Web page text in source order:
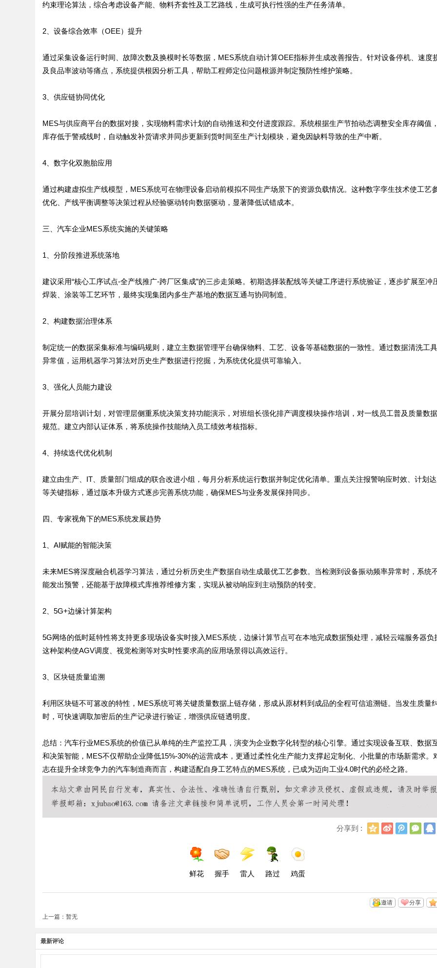
约束理论算法，综合考虑设备产能、物料齐套性及工艺路线，生成可执行性强的生产任务清单。
2、设备综合效率（OEE）提升
通过采集设备运行时间、故障次数及换模时长等数据，MES系统自动计算OEE指标并生成改善报告。针对设备停机、速度
及良品率波动等痛点，系统提供根因分析工具，帮助工程师定位问题根源并制定预防性维护策略。
3、供应链协同优化
MES与供应商平台的数据对接，实现物料需求计划的自动推送和交付进度跟踪。系统根据生产节拍动态调整安全库存阈值
库存低于警戒线时，自动触发补货请求并同步更新到货时间至生产计划模块，避免因缺料导致的生产中断。
4、数字化双胞胎应用
通过构建虚拟生产线模型，MES系统可在物理设备启动前模拟不同生产场景下的资源负载情况。这种数字孪生技术使工艺
优化、产线平衡调整等决策过程从经验驱动转向数据驱动，显著降低试错成本。
三、汽车企业MES系统实施的关键策略
1、分阶段推进系统落地
建议采用“核心工序试点-全产线推广-跨厂区集成”的三步走策略。初期选择装配线等关键工序进行系统验证，逐步扩展至冲
焊装、涂装等工艺环节，最终实现集团内多生产基地的数据互通与协同制造。
2、构建数据治理体系
制定统一的数据采集标准与编码规则，建立主数据管理平台确保物料、工艺、设备等基础数据的一致性。通过数据清洗工
异常值，运用机器学习算法对历史生产数据进行挖掘，为系统优化提供可靠输入。
3、强化人员能力建设
开展分层培训计划，对管理层侧重系统决策支持功能演示，对班组长强化排产调度模块操作培训，对一线员工普及质量数
规范。建立内部认证体系，将系统操作技能纳入员工绩效考核指标。
4、持续迭代优化机制
建立由生产、IT、质量部门组成的联合改进小组，每月分析系统运行数据并制定优化清单。重点关注报警响应时效、计划
等关键指标，通过版本升级方式逐步完善系统功能，确保MES与业务发展保持同步。
四、专家视角下的MES系统发展趋势
1、AI赋能的智能决策
未来MES将深度融合机器学习算法，通过分析历史生产数据自动生成最优工艺参数。当检测到设备振动频率异常时，系统
能发出预警，还能基于故障模式库推荐维修方案，实现从被动响应到主动预防的转变。
2、5G+边缘计算架构
5G网络的低时延特性将支持更多现场设备实时接入MES系统，边缘计算节点可在本地完成数据预处理，减轻云端服务器负
这种架构使AGV调度、视觉检测等对实时性要求高的应用场景得以高效运行。
3、区块链质量追溯
利用区块链不可篡改的特性，MES系统可将关键质量数据上链存储，形成从原材料到成品的全程可信追溯链。当发生质量
时，可快速调取加密后的生产记录进行验证，增强供应链透明度。
总结：汽车行业MES系统的价值已从单纯的生产监控工具，演变为企业数字化转型的核心引擎。通过实现设备互联、数据
和决策智能，MES不仅帮助企业降低15%-30%的运营成本，更通过柔性化生产能力支撑起定制化、小批量的市场新需求。
志在提升全球竞争力的汽车制造商而言，构建适配自身工艺特点的MES系统，已成为迈向工业4.0时代的必经之路。
分享到 :
Q
新
浪
腾
讯
微
信
鲜花 握手 雷人 路过 鸡蛋
分享
邀请
上一篇：暂无
最新评论